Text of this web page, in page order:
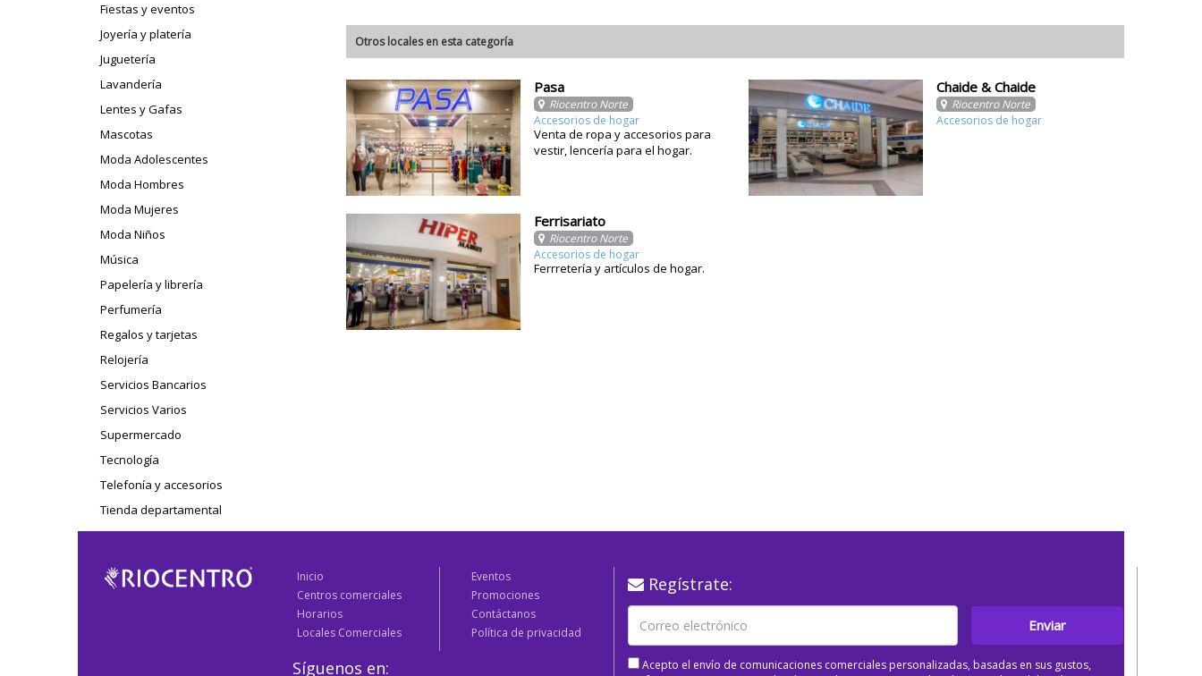
Fiestas y eventos
Joyería y platería
Juguetería
Lavandería
Lentes y Gafas
Mascotas
Moda Adolescentes
Moda Hombres
Moda Mujeres
Moda Niños
Música
Papelería y librería
Perfumería
Regalos y tarjetas
Relojería
Servicios Bancarios
Servicios Varios
Supermercado
Tecnología
Telefonía y accesorios
Tienda departamental
Otros locales en esta categoría
Pasa
Riocentro Norte
Accesorios de hogar
Venta de ropa y accesorios para
vestir, lencería para el hogar.
Chaide & Chaide
Riocentro Norte
Accesorios de hogar
Ferrisariato
Riocentro Norte
Accesorios de hogar
Ferrretería y artículos de hogar.
Inicio
Centros comerciales
Horarios
Locales Comerciales
Eventos
Promociones
Contáctanos
Política de privacidad
Síguenos en:
Regístrate:
Enviar
Acepto el envío de comunicaciones comerciales personalizadas, basadas en sus gustos,